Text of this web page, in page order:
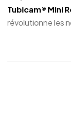
Tubicam® Mini
révolutionne les